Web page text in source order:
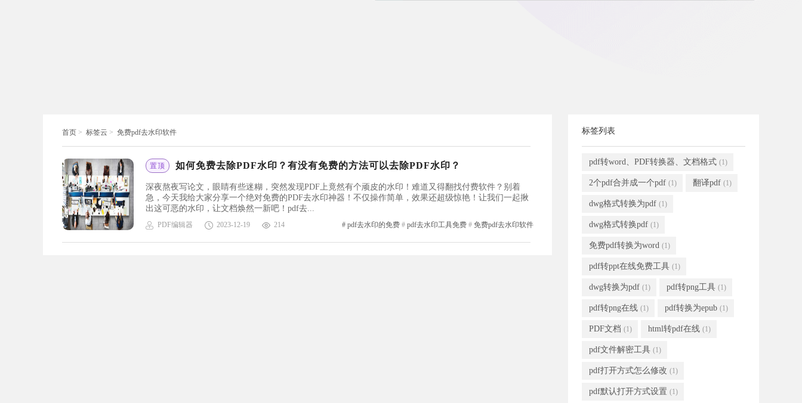
首页 > 标签云 > 免费pdf去水印软件
置顶 如何免费去除PDF水印？有没有免费的方法可以去除PDF水印？
深夜熬夜写论文，眼睛有些迷糊，突然发现PDF上竟然有个顽皮的水印！难道又得翻找付费软件？别着
急，今天我给大家分享一个绝对免费的PDF去水印神器！不仅操作简单，效果还超级惊艳！让我们一起揪
出这可恶的水印，让文档焕然一新吧！pdf去...
PDF编辑器 2023-12-19 214 # pdf去水印的免费 # pdf去水印工具免费 # 免费pdf去水印软件
标签列表
pdf转word、PDF转换器、文档格式 (1)
2个pdf合并成一个pdf (1) 翻译pdf (1)
dwg格式转换为pdf (1)
dwg格式转换pdf (1)
免费pdf转换为word (1)
pdf转ppt在线免费工具 (1)
dwg转换为pdf (1) pdf转png工具 (1)
pdf转png在线 (1) pdf转换为epub (1)
PDF文档 (1) html转pdf在线 (1)
pdf文件解密工具 (1)
pdf打开方式怎么修改 (1)
pdf默认打开方式设置 (1)